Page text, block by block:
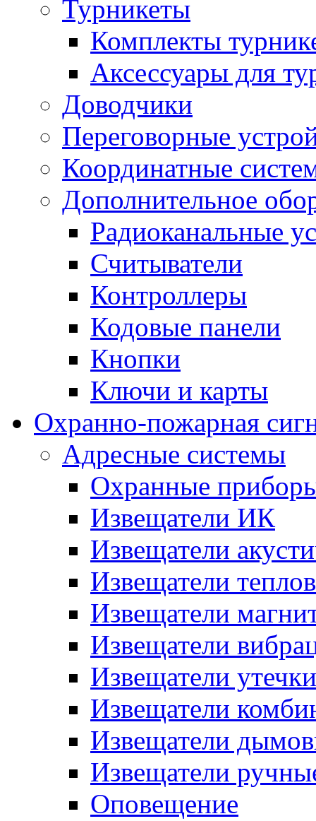
Турникеты
Комплекты
Аксессуары для
Доводчики
Переговорные
Координатные
Дополнительное
Радиоканальные
Считыватели
Контроллеры
Кодовые панели
Кнопки
Ключи и карты
Охранно-пожарная
Адресные системы
Охранные
Извещатели ИК
Извещатели
Извещатели
Извещатели
Извещатели
Извещатели утечки
Извещатели
Извещатели
Извещатели
Оповещение